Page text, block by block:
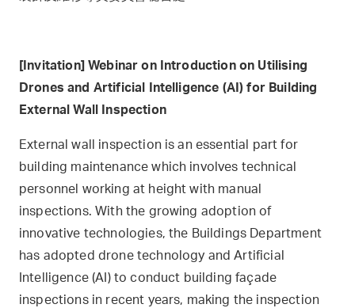
[Invitation] Webinar on Introduction on Utilising
Drones and Artificial Intelligence (AI) for Building
External Wall Inspection
External wall inspection is an essential part for
building maintenance which involves technical
personnel working at height with manual
inspections. With the growing adoption of
innovative technologies, the Buildings Department
has adopted drone technology and Artificial
Intelligence (AI) to conduct building façade
inspections in recent years, making the inspection